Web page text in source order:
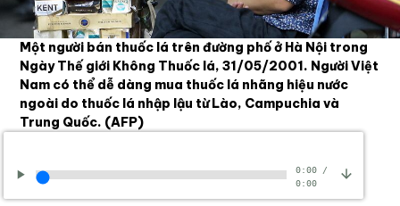
Một người bán thuốc lá trên đường phố ở Hà Nội trong
Ngày Thế giới Không Thuốc lá, 31/05/2001. Người Việt
Nam có thể dễ dàng mua thuốc lá nhãng hiệu nước
ngoài do thuốc lá nhập lậu từ Lào, Campuchia và
Trung Quốc. (AFP)
0:00/
0:00